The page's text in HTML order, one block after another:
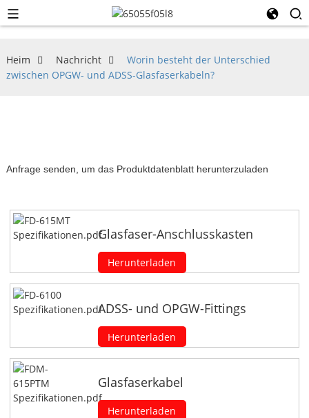
Heim Nachricht
Worin besteht der Unterschied
zwischen OPGW- und ADSS-Glasfaserkabeln?
Anfrage senden, um das Produktdatenblatt herunterzuladen
Glasfaser-Anschlusskasten
Herunterladen
ADSS- und OPGW-Fittings
Herunterladen
Glasfaserkabel
Herunterladen